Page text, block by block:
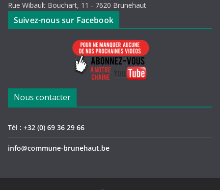
Rue Wibault Bouchart, 11 - 7620 Brunehaut
Suivez-nous sur Facebook
Nous contacter
Tél : +32 (0) 69 36 29 66
info@commune-brunehaut.be